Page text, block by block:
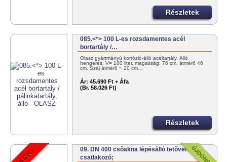
Részletek
085.<*> 100 L-es rozsdamentes acél
bortartály /…
Olasz gyártmányú korrózió-álló acéltartály. Álló
hengeres. V= 100 liter, magasság: 76 cm, átmérő 46
cm. Száj átmérő ~ 20 cm…
Ár: 45.690 Ft + Áfa
(Br. 58.026 Ft)
Részletek
09. DN 400 csőakna lépésálló tetővel+2 db
csatlakozó;